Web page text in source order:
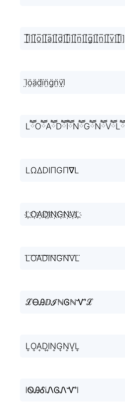
[̲̅l̲̅][̲̅o̲̅][̲̅a̲̅][̲̅d̲̅][̲̅i̲̅][̲̅n̲̅][̲̅g̲̅][̲̅n̲̅][̲̅v̲̅][̲̅l̲̅]
l̤̈ö̤ä̤d̤̈ï̤n̤̈g̤̈n̤̈v̤̈l̤̈
LཽOཽAཽDཽIཽNཽGཽNཽVཽLཽ
LΩΔDIΠGΠ∇L
L҉O҉A҉D҉I҉N҉G҉N҉V҉L҉
L⃜O⃜A⃜D⃜I⃜N⃜G⃜N⃜V⃜L⃜
ℒᎾᎯⅅℐℕᎶℕᏉℒ
L͎O͎A͎D͎I͎N͎G͎N͎V͎L͎
lᏫᎯᎴiᏁᎶᏁᏉl